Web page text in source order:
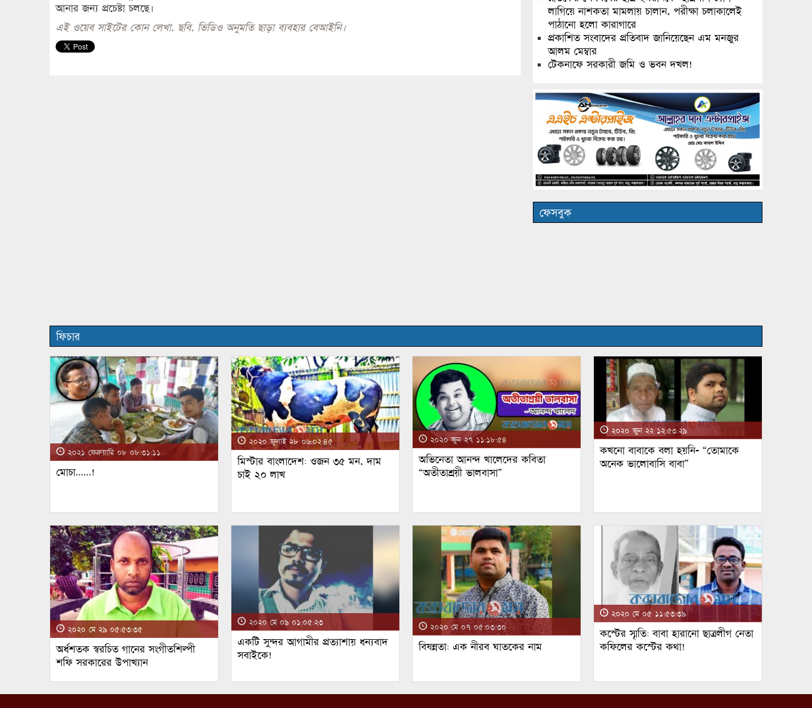
আনার জন্য প্রচেষ্টা চলছে।
এই ওয়েব সাইটের কোন লেখা, ছবি, ভিডিও অনুমতি ছাড়া ব্যবহার বেআইনি।
লাগিয়ে নাশকতা মামলায় চালান, পরীক্ষা চলাকালেই
পাঠানো হলো কারাগারে
প্রকাশিত সংবাদের প্রতিবাদ জানিয়েছেন এম মনজুর
আলম মেম্বার
টেকনাফে সরকারী জমি ও ভবন দখল!
ফেসবুক
ফিচার
২০২১ ফেব্রুয়ারি ০৮ ০৮:৩১:১১
মোচা……!
২০২০ জুলাই ২৮ ০৬:০২:৪৫
মিস্টার বাংলাদেশ: ওজন ৩৫ মন, দাম
চাই ২০ লাখ
২০২০ জুন ২৭ ১১:১৮:৫৪
অভিনেতা আনন্দ খালেদের কবিতা
“অতীতাশ্রয়ী ভালবাসা”
২০২০ জুন ২২ ১২:৫৩:২৯
কখনো বাবাকে বলা হয়নি- “তোমাকে
অনেক ভালোবাসি বাবা”
২০২০ মে ২৯ ০৫:৫৩:৩৫
অর্ধশতক স্বরচিত গানের সংগীতশিল্পী
শফি সরকারের উপাখ্যান
২০২০ মে ০৯ ০১:০৫:২৩
একটি সুন্দর আগামীর প্রত্যাশায় ধন্যবাদ
সবাইকে!
২০২০ মে ০৭ ০৫:০৩:৩০
বিষন্নতা: এক নীরব ঘাতকের নাম
২০২০ মে ০৫ ১১:৫৩:৩৯
কস্টের স্মৃতি: বাবা হারানো ছাত্রলীগ নেতা
কফিলের কস্টের কথা!